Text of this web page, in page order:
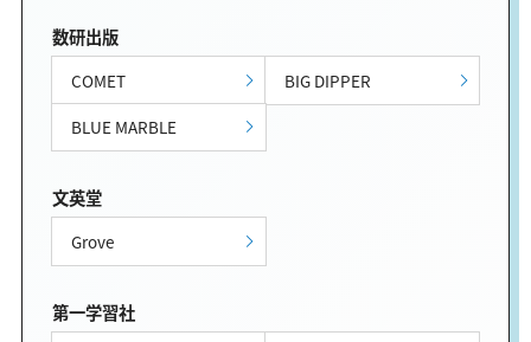
数研出版
COMET
BIG DIPPER
BLUE MARBLE
文英堂
Grove
第一学習社